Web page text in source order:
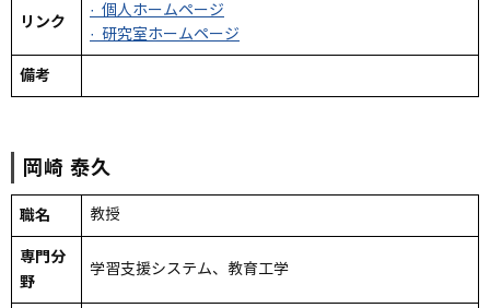
リンク
· 個人ホームページ
· 研究室ホームページ
備考
岡崎 泰久
職名 教授
専門分
野
学習支援システム、教育工学